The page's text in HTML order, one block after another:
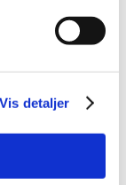
Vis detaljer
i
for
forordning